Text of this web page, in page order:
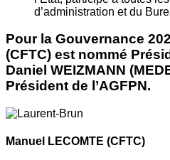
d’administration et du
Pour la Gouvernance
(CFTC) est nommé
Daniel WEIZMANN
Président de l’AGFPN.
Manuel LECOMTE (CFTC)